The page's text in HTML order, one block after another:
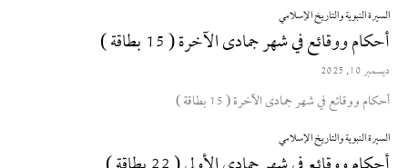
السيرة النبوية والتاريخ الإسلامي
أحكام ووقائع في شهر جمادى الآخرة ( 15 بطاقة )
ديسمبر 10, 2025
أحكام ووقائع في شهر جمادى الآخرة ( 15 بطاقة )
السيرة النبوية والتاريخ الإسلامي